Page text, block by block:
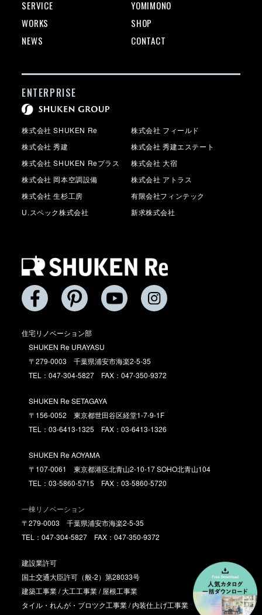
住宅リノベーション部
SHUKEN Re URAYASU
〒279-0003 千葉県浦安市海楽2-5-35
TEL：047-304-5827 FAX：047-350-9372
SHUKEN Re SETAGAYA
〒156-0052 東京都世田谷区経堂1-7-9-1F
TEL：03-6413-1325 FAX：03-6413-1326
SHUKEN Re AOYAMA
〒107-0061 東京都港区北青山2-10-17 SOHO北青山104
TEL：03-5860-5715 FAX：03-5860-5720
一棟リノベーション
〒279-0003 千葉県浦安市海楽2-5-35
TEL：047-304-5827 FAX：047-350-9372
建設業許可
国土交通大臣許可（般-2）第28033号
建築工事業 / 大工工事業 / 屋根工事業
タイル・れんが・ブロツク工事業 / 内装仕上げ工事業
SERVICE
YOMIMONO
WORKS
SHOP
NEWS
CONTACT
ENTERPRISE
株式会社 SHUKEN Re
株式会社 フィールド
株式会社 秀建
株式会社 秀建エステート
株式会社 SHUKEN Reプラス
株式会社 大宿
株式会社 岡本空調設備
株式会社 アトラス
株式会社 生杉工房
有限会社フィンテック
U.スペック株式会社
新求株式会社